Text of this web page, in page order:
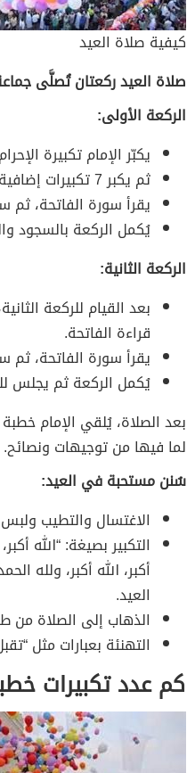
كيفية صلاة العيد
صلاة العيد ركعتان تُصلَّى
الركعة الأولى:
يكبّر الإمام تكبيرة
ثم يكبر 7 تكبيرات إضافية قبل قراءة الفاتحة.
يقرأ سورة الفاتحة،
يُكمل الركعة بالسجود
الركعة الثانية:
قراءة الفاتحة.
يقرأ سورة الفاتحة،
يُكمل الركعة ثم يجلس
بعد الصلاة، يُلقي الإمام
لما فيها من توجيهات ونصائح.
سُنن مستحبة في العيد:
الاغتسال والتطيب
التكبير بصيغة: “الله
أكبر، الله أكبر، ولله
العيد.
الذهاب إلى الصلاة من
التهنئة بعبارات مثل
كم عدد تكبيرات